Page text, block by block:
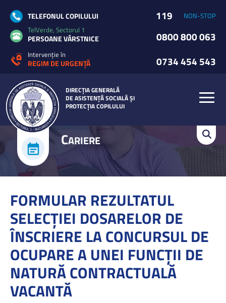
DIRECȚIA GENERALĂ
DE ASISTENȚĂ SOCIALĂ ȘI
PROTECȚIA COPILULUI
TELEFONUL COPILULUI 119
NON-STOP
TelVerde, Sectorul 1
PERSOANE VÂRSTNICE 0800 800 063
Intervenție în
REGIM DE URGENȚĂ 0734 454 543
CARIERE
FORMULAR REZULTATUL
SELECŢIEI DOSARELOR DE
ÎNSCRIERE LA CONCURSUL DE
OCUPARE A UNEI FUNCŢII DE
NATURĂ CONTRACTUALĂ
VACANTĂ